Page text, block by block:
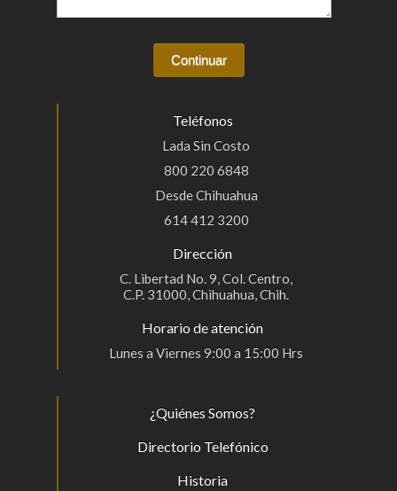
Teléfonos
Lada Sin Costo
800 220 6848
Desde Chihuahua
614 412 3200
Dirección
C. Libertad No. 9, Col. Centro,
C.P. 31000, Chihuahua, Chih.
Horario de atención
Lunes a Viernes 9:00 a 15:00 Hrs
¿Quiénes Somos?
Directorio Telefónico
Historia